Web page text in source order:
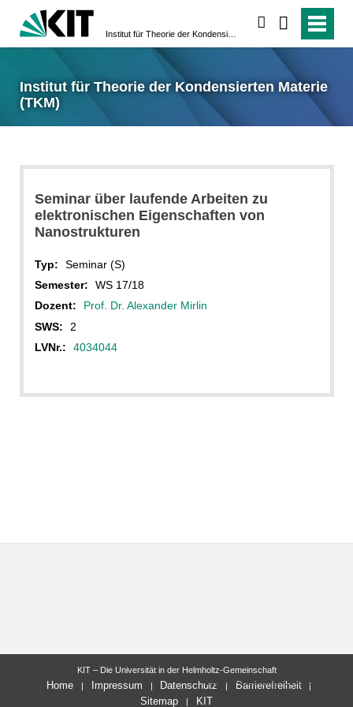
Institut für Theorie der Kondensierten Materie
(TKM)
Seminar über laufende Arbeiten zu
elektronischen Eigenschaften von
Nanostrukturen
Typ:
Seminar (S)
Semester:
WS 17/18
Dozent:
Prof. Dr. Alexander Mirlin
SWS:
2
LVNr.:
4034044
letzte Änderung: 11.09.2017
KIT – Die Universität in der Helmholtz-Gemeinschaft
Home Impressum Datenschutz
Barrierefreiheit
Sitemap
KIT